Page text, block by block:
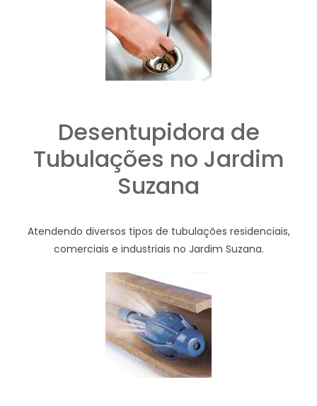
Desentupidora de
Tubulações no Jardim
Suzana
Atendendo diversos tipos de tubulações residenciais,
comerciais e industriais no Jardim Suzana.